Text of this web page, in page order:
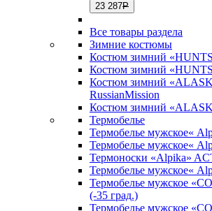
23 287Р
Все товары раздела
Зимние костюмы
Костюм зимний
Костюм зимний
Костюм зимний
RussianMission
Костюм зимний
Термобелье
Термобелье мужское«
Термобелье мужское«
Термоноски «Alpika»
Термобелье мужское«
Термобелье мужское
(-35 град.)
Термобелье мужское